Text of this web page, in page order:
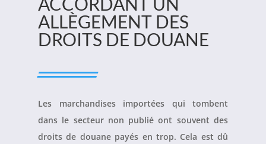
ALLÈGEMENT DES
DROITS DE DOUANE
Les marchandises importées qui tombent
dans le secteur non publié ont souvent des
droits de douane payés en trop. Cela est dû